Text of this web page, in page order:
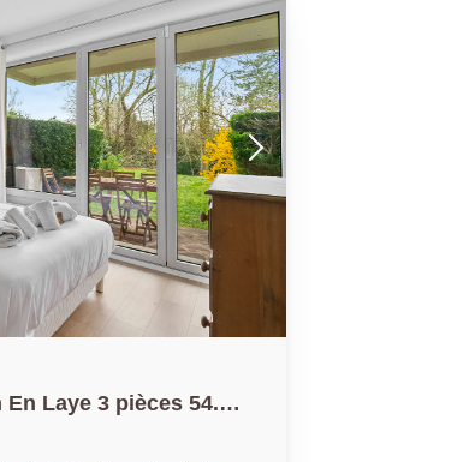
Laye 3 pièces 54.66